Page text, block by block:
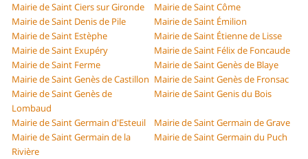
Mairie de Saint Ciers sur Gironde
Mairie de Saint Côme
Mairie de Saint Denis de Pile
Mairie de Saint Émilion
Mairie de Saint Estèphe
Mairie de Saint Étienne de Lisse
Mairie de Saint Exupéry
Mairie de Saint Félix de Foncaude
Mairie de Saint Ferme
Mairie de Saint Genès de Blaye
Mairie de Saint Genès de Castillon Mairie de Saint Genès de Fronsac
Mairie de Saint Genès de
Lombaud
Mairie de Saint Genis du Bois
Mairie de Saint Germain d'Esteuil
Mairie de Saint Germain de Grave
Mairie de Saint Germain de la
Rivière
Mairie de Saint Germain du Puch